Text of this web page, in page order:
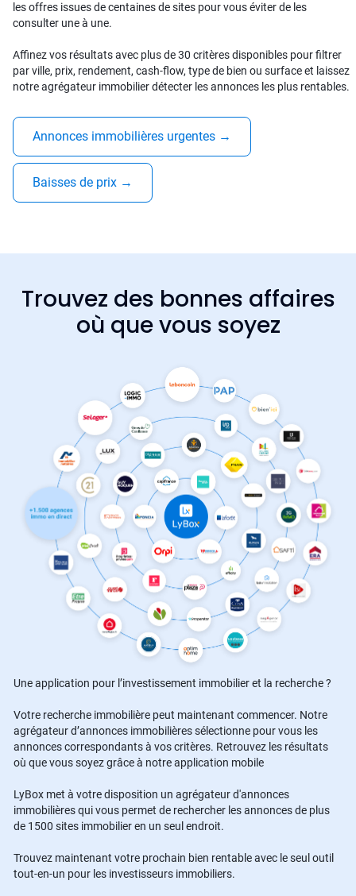
les offres issues de centaines de sites pour vous éviter de les
consulter une à une.
Affinez vos résultats avec plus de 30 critères disponibles pour filtrer
par ville, prix, rendement, cash-flow, type de bien ou surface et laissez
notre agrégateur immobilier détecter les annonces les plus rentables.
Annonces immobilières urgentes →
Baisses de prix →
Trouvez des bonnes affaires
où que vous soyez
Une application pour l’investissement immobilier et la recherche ?
Votre recherche immobilière peut maintenant commencer. Notre
agrégateur d’annonces immobilières sélectionne pour vous les
annonces correspondants à vos critères. Retrouvez les résultats
où que vous soyez grâce à notre application mobile
LyBox met à votre disposition un agrégateur d'annonces
immobilières qui vous permet de rechercher les annonces de plus
de 1500 sites immobilier en un seul endroit.
Trouvez maintenant votre prochain bien rentable avec le seul outil
tout-en-un pour les investisseurs immobiliers.